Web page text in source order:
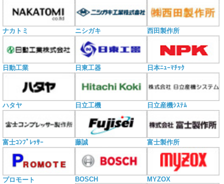
ナカトミ ニシガキ 西田製作所
日動工業 日東工器 日本ﾆｭｰﾏﾁｯｸ
ハタヤ 日立工機 日立産機ｼｽﾃﾑ
富士ｺﾝﾌﾟﾚｯｻｰ 藤誠 富士製作所
プロモート BOSCH MYZOX